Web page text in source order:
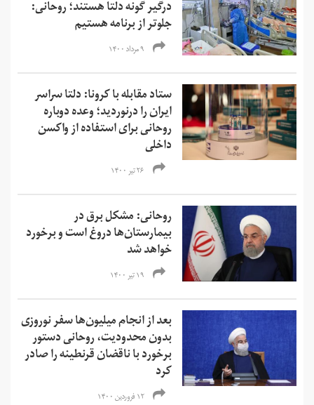
درگیر گونه دلتا هستند؛ روحانی:
جلوتر از برنامه هستیم
۹ مرداد ۱۴۰۰
ستاد مقابله با کرونا: دلتا سراسر
ایران را درنوردید؛ وعده دوباره
روحانی برای استفاده از واکسن
داخلی
۲۶ تیر ۱۴۰۰
روحانی: مشکل برق در
بیمارستان‌ها دروغ است و برخورد
خواهد شد
۱۹ تیر ۱۴۰۰
بعد از انجام میلیون‌ها سفر نوروزی
بدون محدودیت، روحانی دستور
برخورد با ناقضان قرنطینه را صادر
کرد
۱۲ فروردین ۱۴۰۰